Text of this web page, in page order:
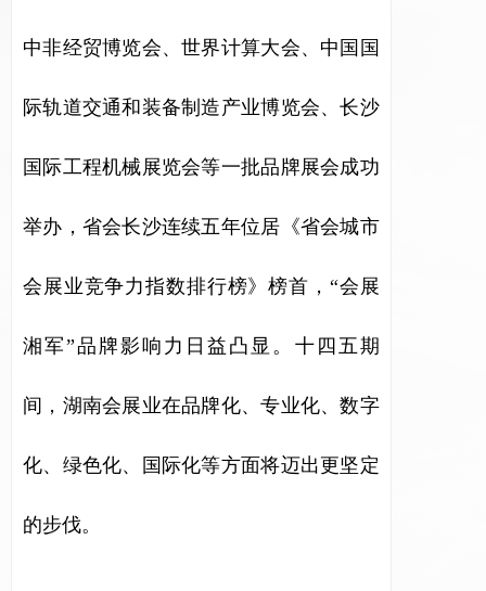
中非经贸博览会、世界计算大会、中国国
际轨道交通和装备制造产业博览会、长沙
国际工程机械展览会等一批品牌展会成功
举办，省会长沙连续五年位居《省会城市
会展业竞争力指数排行榜》榜首，“会展
湘军”品牌影响力日益凸显。十四五期
间，湖南会展业在品牌化、专业化、数字
化、绿色化、国际化等方面将迈出更坚定
的步伐。